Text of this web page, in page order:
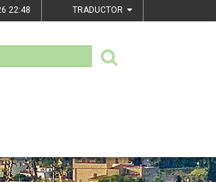
22:48 TRADUCTOR